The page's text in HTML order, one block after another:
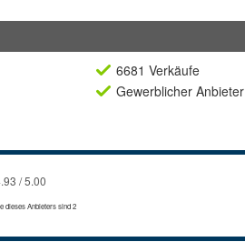
6681 Verkäufe
Gewerblicher Anbieter